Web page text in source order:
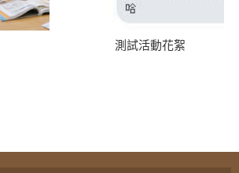
測試活動花絮